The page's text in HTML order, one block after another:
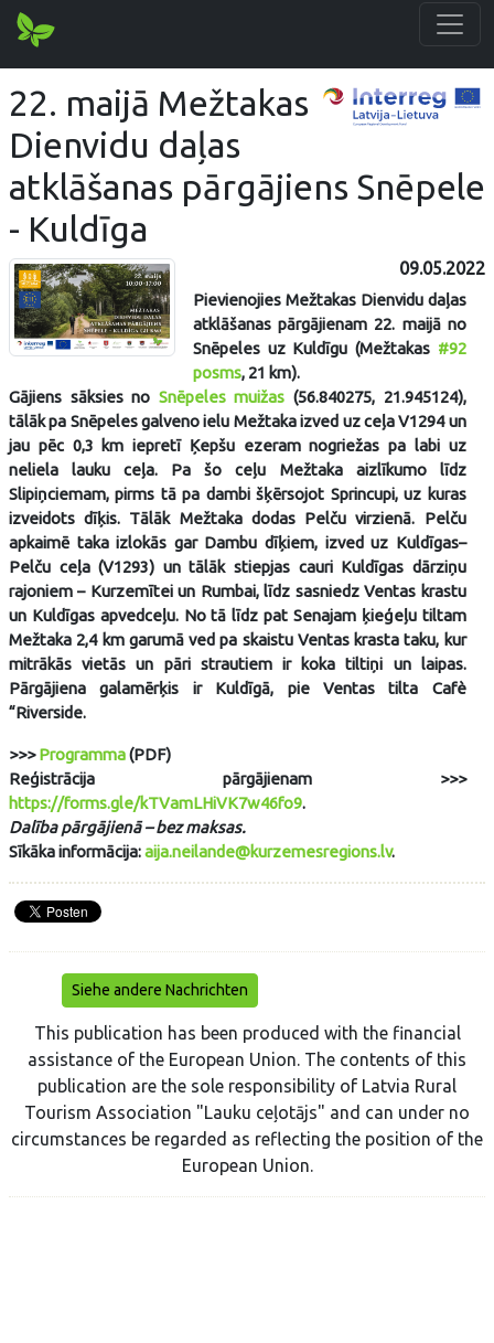
22. maijā Mežtakas
Dienvidu daļas
atklāšanas pārgājiens Snēpele
- Kuldīga
09.05.2022
Pievienojies Mežtakas Dienvidu daļas
atklāšanas pārgājienam 22. maijā no
Snēpeles uz Kuldīgu (Mežtakas #92
posms, 21 km).
Gājiens sāksies no Snēpeles muižas (56.840275, 21.945124),
tālāk pa Snēpeles galveno ielu Mežtaka izved uz ceļa V1294 un
jau pēc 0,3 km iepretī Ķepšu ezeram nogriežas pa labi uz
neliela lauku ceļa. Pa šo ceļu Mežtaka aizlīkumo līdz
Slipiņciemam, pirms tā pa dambi šķērsojot Sprincupi, uz kuras
izveidots dīķis. Tālāk Mežtaka dodas Pelču virzienā. Pelču
apkaimē taka izlokās gar Dambu dīķiem, izved uz Kuldīgas–
Pelču ceļa (V1293) un tālāk stiepjas cauri Kuldīgas dārziņu
rajoniem – Kurzemītei un Rumbai, līdz sasniedz Ventas krastu
un Kuldīgas apvedceļu. No tā līdz pat Senajam ķieģeļu tiltam
Mežtaka 2,4 km garumā ved pa skaistu Ventas krasta taku, kur
mitrākās vietās un pāri strautiem ir koka tiltiņi un laipas.
Pārgājiena galamērķis ir Kuldīgā, pie Ventas tilta Cafè
“Riverside.
>>>Programma(PDF)
Reģistrācija pārgājienam
>>>
https://forms.gle/kTVamLHiVK7w46fo9.
Dalība pārgājienā – bez maksas.
Sīkāka informācija:aija.neilande@kurzemesregions.lv.
Siehe andere Nachrichten
This publication has been produced with the financial
assistance of the European Union. The contents of this
publication are the sole responsibility of Latvia Rural
Tourism Association "Lauku ceļotājs" and can under no
circumstances be regarded as reflecting the position of the
European Union.